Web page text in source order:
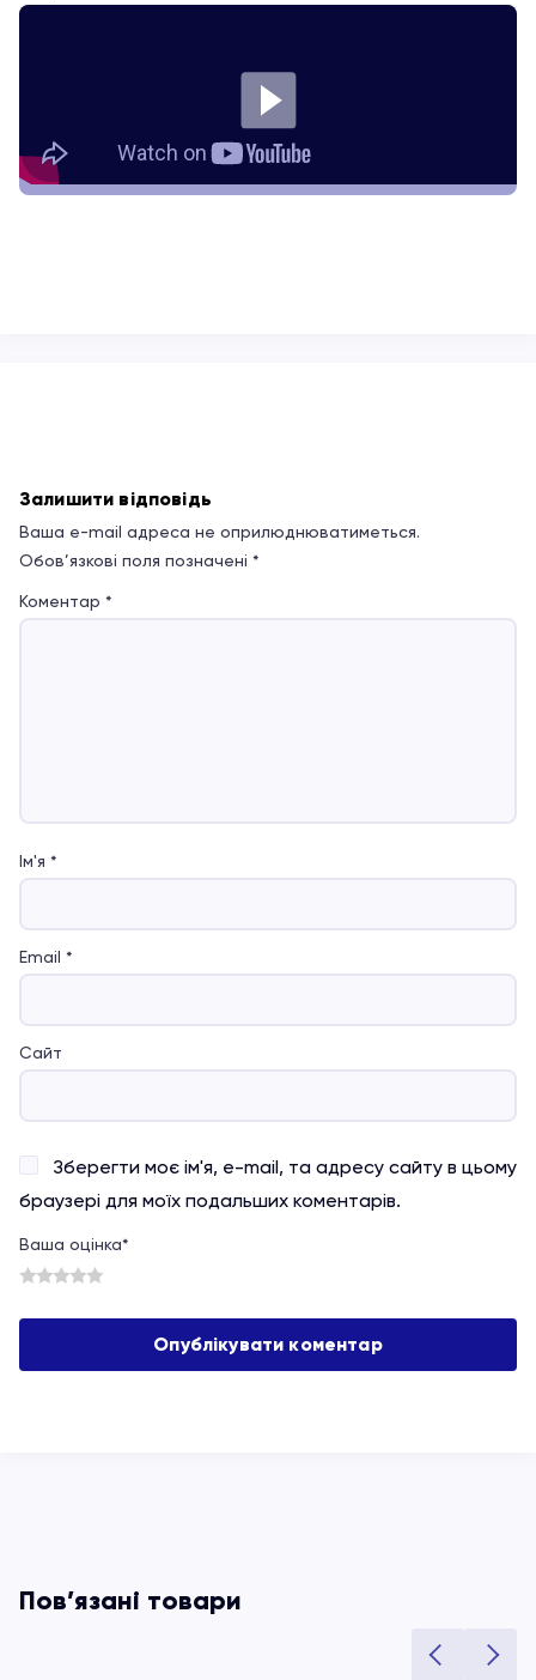
Залишити відповідь
Ваша e-mail адреса не оприлюднюватиметься.
Обов’язкові поля позначені *
Коментар *
Ім'я *
Email *
Сайт
Зберегти моє ім'я, e-mail, та адресу сайту в цьому
браузері для моїх подальших коментарів.
Ваша оцінка*
4
3
2
1
Пов’язані товари